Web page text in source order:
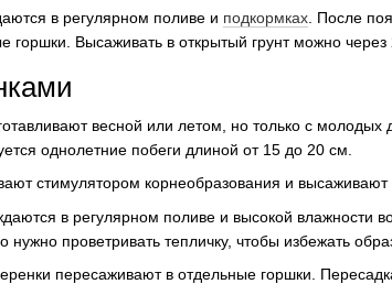
в регулярном поливе и подкормках . После
горшки. Высаживать в открытый грунт можно
весной или летом, но только с молодых
однолетние побеги длиной от 15 до 20 см.
стимулятором корнеобразования и высаживают
в регулярном поливе и высокой влажности
проветривать тепличку, чтобы избежать
пересаживают в отдельные горшки.